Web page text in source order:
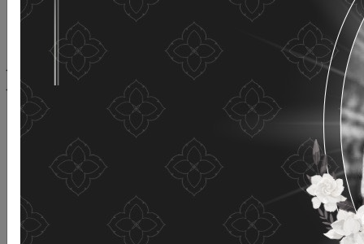
ความคมชัดเชิงลบ
ความคมชัดปกติ
เปิดอ่านด้วยเสียง
ปิดอ่านด้วยเสียง
ผังเว็บไซต์
เว็บไซต์นี้ใช้คุกกี้ (Cookies)
กรมกิจการผู้สูงอายุ
ให้ความสำคัญต่อข้อมูลส่วนบุคคลของ
ท่าน เพื่อการพัฒนาและปรับปรุงเว็บไซต์ หากท่านใช้บริการ
เว็บไซต์นี้โดยไม่มีการปรับตั้งค่าใดๆ แสดงว่าท่านยินยอมที่จะ
รับคุกกี้บนเว็บไซต์ และนโยบายสิทธิส่วนบุคคลของเรา